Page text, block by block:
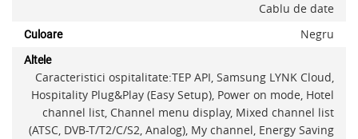
Cablu de date
Culoare Negru
Altele
Caracteristici ospitalitate:TEP API, Samsung LYNK Cloud,
Hospitality Plug&Play (Easy Setup), Power on mode, Hotel
channel list, Channel menu display, Mixed channel list
(ATSC, DVB-T/T2/C/S2, Analog), My channel, Energy Saving